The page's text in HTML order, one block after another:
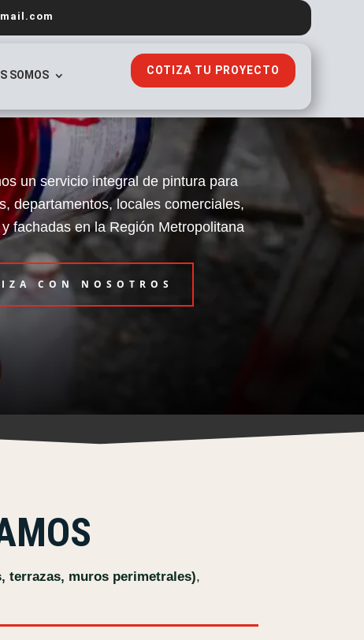
SOMOS COTIZA TU PROYECTO
un servicio integral de pintura para
departamentos, locales comerciales,
fachadas en la Región Metropolitana
CON NOSOTROS
terrazas, muros perimetrales),